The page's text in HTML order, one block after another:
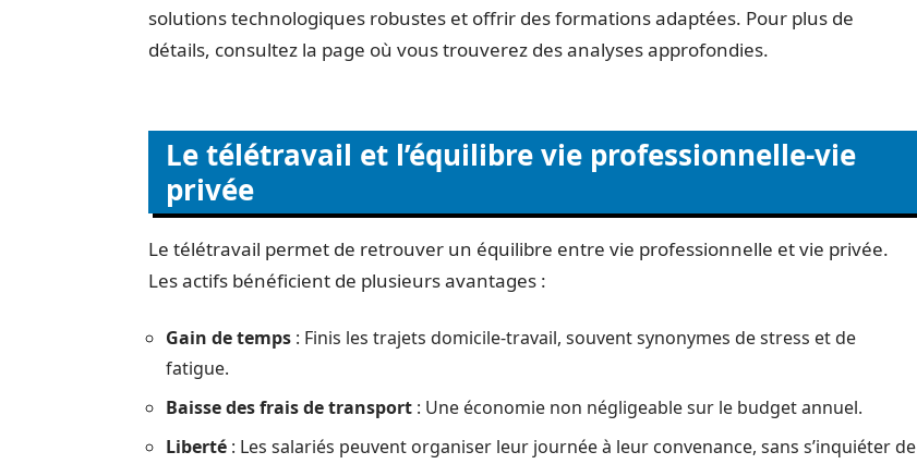
solutions technologiques robustes et offrir des formations adaptées. Pour plus de
détails, consultez la page où vous trouverez des analyses approfondies.
Le télétravail et l’équilibre vie professionnelle-vie
privée
Le télétravail permet de retrouver un équilibre entre vie professionnelle et vie privée.
Les actifs bénéficient de plusieurs avantages :
Gain de temps : Finis les trajets domicile-travail, souvent synonymes de stress et de
fatigue.
Baisse des frais de transport : Une économie non négligeable sur le budget annuel.
Liberté : Les salariés peuvent organiser leur journée à leur convenance, sans s’inquiéter de